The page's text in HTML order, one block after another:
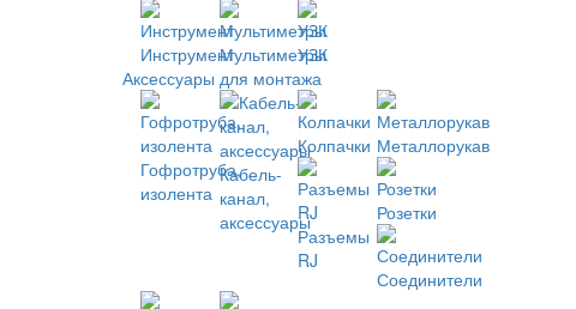
ИнструментМультиметры
УЗК
Аксессуары для монтажа
Гофротруба,
изолента
Кабель-
канал,
аксессуары
Колпачки Металлорукав
Разъемы
RJ
Розетки
Соединители